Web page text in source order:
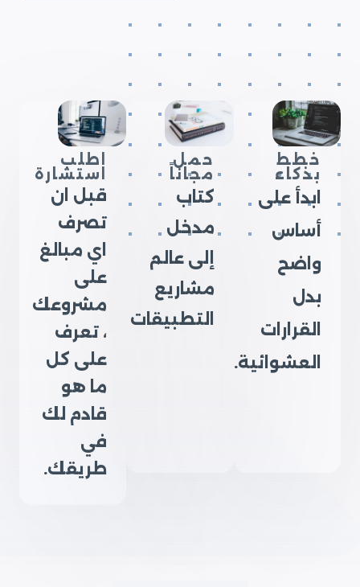
خطط
بذكاء
ابدأ على
أساس
واضح
بدل
القرارات
العشوائية.
حمل
مجاناً
كتاب
مدخل
إلى عالم
مشاريع
التطبيقات
اطلب
استشارة
قبل ان
تصرف
اي مبالغ
على
مشروعك
، تعرف
على كل
ما هو
قادم لك
في
طريقك.